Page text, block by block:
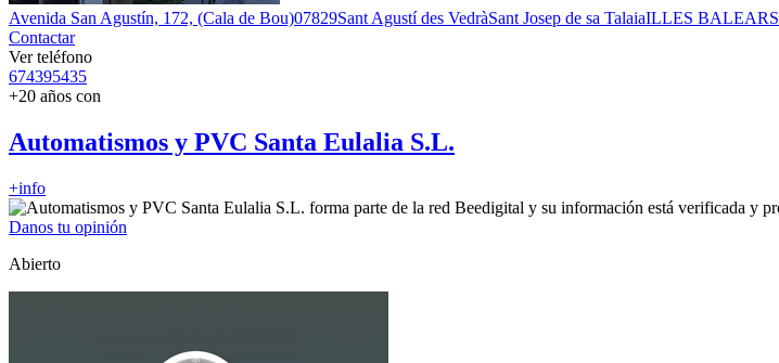
Avenida San Agustín, 172, (Cala de Bou)07829Sant Agustí des VedràSant Josep de sa TalaiaILLES BALEARS
Contactar
Ver teléfono
674395435
+20 años con
Automatismos y PVC Santa Eulalia S.L.
+info
Danos tu opinión
Abierto